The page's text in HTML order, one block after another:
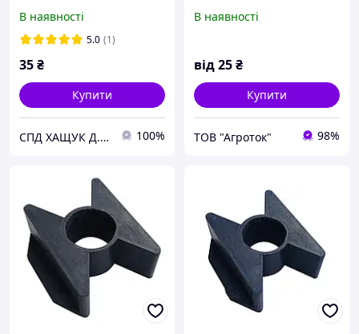
В наявності
5.0 (1)
35₴
Купити
СПД ХАЩУК Д.Д. 100%
В наявності
від25₴
Купити
ТОВ "Агроток" 98%